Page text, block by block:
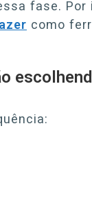
fase. Por
como